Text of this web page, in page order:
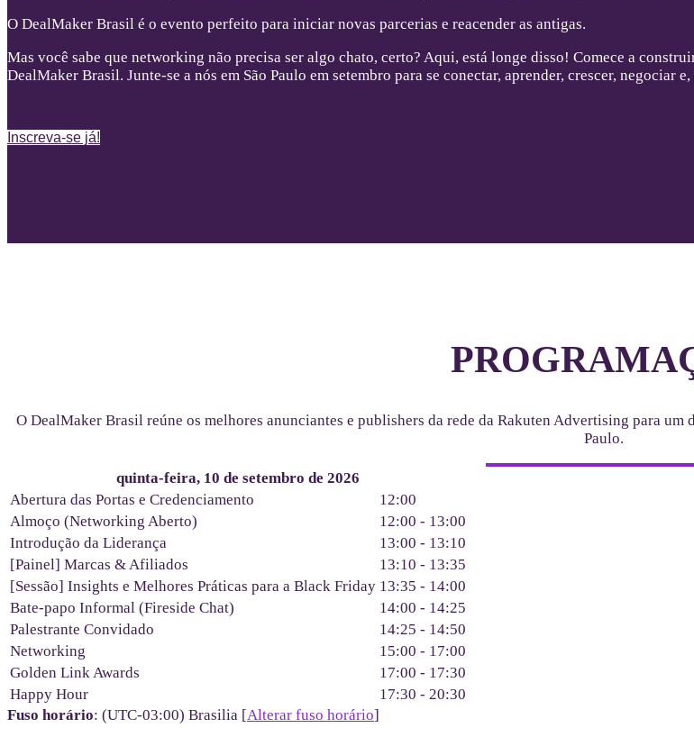
O DealMaker Brasil é o evento perfeito para iniciar novas parcerias e reacender as antigas.
Mas você sabe que networking não precisa ser algo chato, certo? Aqui, está longe disso! Comece a
DealMaker Brasil. Junte-se a nós em São Paulo em setembro para se conectar, aprender, crescer,
Inscreva-se já!
O DealMaker Brasil reúne os melhores anunciantes e publishers da rede da Rakuten Advertising para um
Paulo.
quinta-feira, 10 de setembro de 2026
Abertura das Portas e Credenciamento
12:00
Almoço (Networking Aberto)
12:00 - 13:00
Introdução da Liderança
13:00 - 13:10
[Painel] Marcas & Afiliados
13:10 - 13:35
[Sessão] Insights e Melhores Práticas para a Black Friday 13:35 - 14:00
Bate-papo Informal (Fireside Chat)
14:00 - 14:25
Palestrante Convidado
14:25 - 14:50
Networking
15:00 - 17:00
Golden Link Awards
17:00 - 17:30
Happy Hour
17:30 - 20:30
Fuso horário: (UTC-03:00) Brasilia [Alterar fuso horário]